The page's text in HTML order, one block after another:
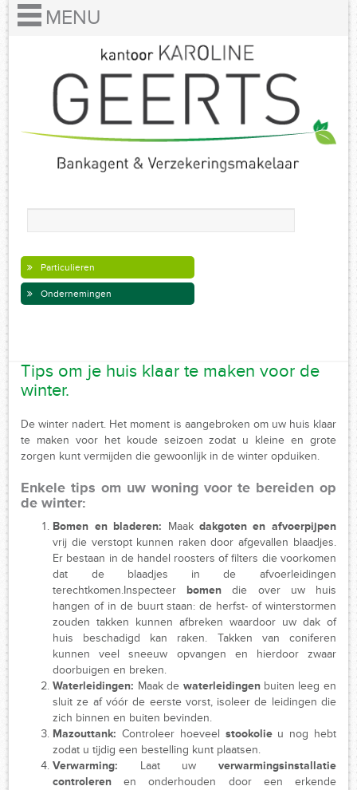
Particulieren
Ondernemingen
Tips om je huis klaar te maken voor de
winter.
De winter nadert. Het moment is aangebroken om uw huis klaar
te maken voor het koude seizoen zodat u kleine en grote
zorgen kunt vermijden die gewoonlijk in de winter opduiken.
Enkele tips om uw woning voor te bereiden op
de winter:
Bomen en bladeren: Maak dakgoten en afvoerpijpen
vrij die verstopt kunnen raken door afgevallen blaadjes.
Er bestaan in de handel roosters of filters die voorkomen
dat de blaadjes in de afvoerleidingen
terechtkomen.Inspecteer bomen die over uw huis
hangen of in de buurt staan: de herfst- of winterstormen
zouden takken kunnen afbreken waardoor uw dak of
huis beschadigd kan raken. Takken van coniferen
kunnen veel sneeuw opvangen en hierdoor zwaar
doorbuigen en breken.
Waterleidingen: Maak de waterleidingenbuiten leeg en
sluit ze af vóór de eerste vorst, isoleer de leidingen die
zich binnen en buiten bevinden.
Mazouttank: Controleer hoeveel stookolieu nog hebt
zodat u tijdig een bestelling kunt plaatsen.
Verwarming: Laat uw verwarmingsinstallatie
controlerenen onderhouden door een erkende